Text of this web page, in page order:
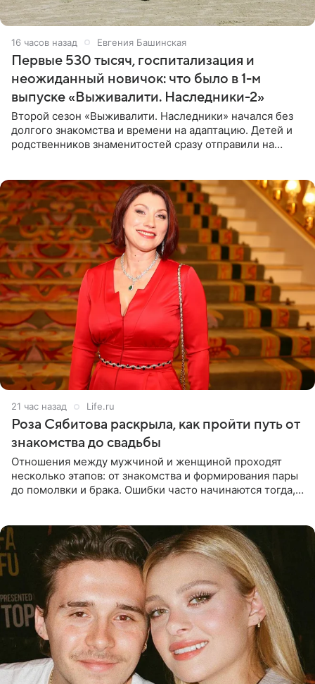
16 часов назад Евгения Башинская
Первые 530 тысяч, госпитализация и
неожиданный новичок: что было в 1-м
выпуске «Выживалити. Наследники-2»
Второй сезон «Выживалити. Наследники» начался без
долгого знакомства и времени на адаптацию. Детей и
родственников знаменитостей сразу отправили на
21 час назад Life.ru
Роза Сябитова раскрыла, как пройти путь от
знакомства до свадьбы
Отношения между мужчиной и женщиной проходят
несколько этапов: от знакомства и формирования пары
до помолвки и брака. Ошибки часто начинаются тогда,